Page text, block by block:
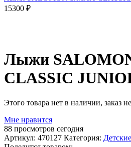
15300 ₽
Лыжи
CLASSIC
Этого товара нет в наличии, заказ
Мне нравится
88 просмотров сегодня
Артикул: 470127 Категория: